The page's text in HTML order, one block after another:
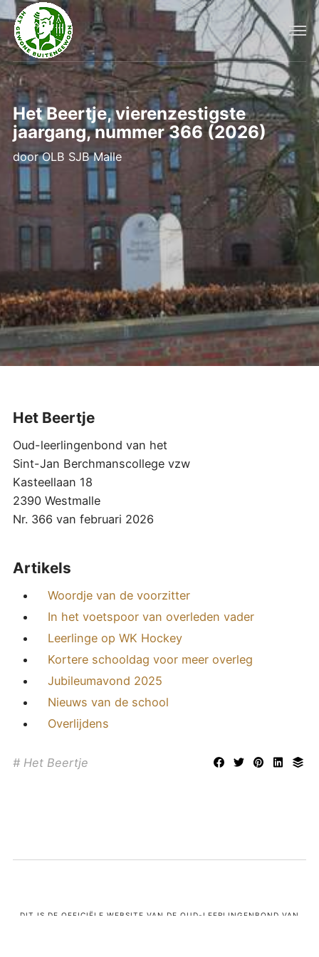
Het Beertje, vierenzestigste
jaargang, nummer 366 (2026)
doorOLB SJB Malle
Het Beertje
Oud-leerlingenbond van het
Sint-Jan Berchmanscollege vzw
Kasteellaan 18
2390 Westmalle
Nr. 366 van februari 2026
Artikels
Woordje van de voorzitter
In het voetspoor van overleden vader
Leerlinge op WK Hockey
Kortere schooldag voor meer overleg
Jubileumavond 2025
Nieuws van de school
Overlijdens
Het Beertje
DIT IS DE OFFICIËLE WEBSITE VAN DE OUD-LEERLINGENBOND VAN